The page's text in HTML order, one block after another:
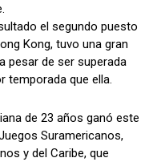
el segundo puesto
Kong, tuvo una gran
pesar de ser superada
temporada que ella.
de 23 años ganó este
Suramericanos,
y del Caribe, que